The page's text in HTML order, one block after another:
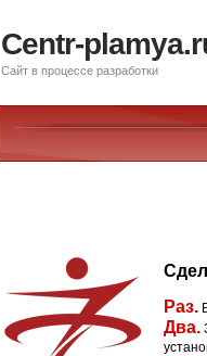
Centr-
Сайт в процессе разработки
Раз.
Два.